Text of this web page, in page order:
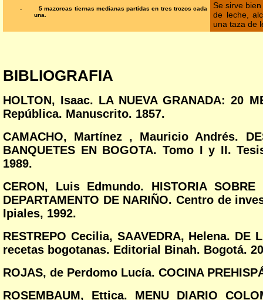
-
5 mazorcas tiernas medianas partidas en tres trozos cada
una.
Se sirve
de leche,
una taza de
BIBLIOGRAFIA
HOLTON, Isaac. LA NUEVA GRANADA: 20
República. Manuscrito. 1857.
CAMACHO, Martínez , Mauricio Andrés.
BANQUETES EN BOGOTA. Tomo I y II.
1989.
CERON, Luis Edmundo. HISTORIA
DEPARTAMENTO DE NARIÑO. Centro de
Ipiales, 1992.
RESTREPO Cecilia, SAAVEDRA, Helena. DE
recetas bogotanas. Editorial Binah. Bogotá.
ROJAS, de Perdomo Lucía. COCINA
ROSEMBAUM, Ettica. MENU DIARIO